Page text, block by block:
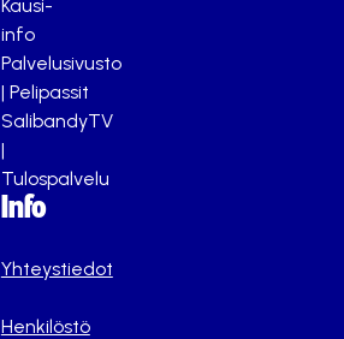
Kausi-
info
Palvelusivusto
| Pelipassit
SalibandyTV
|
Tulospalvelu
Info
Yhteystiedot
Henkilöstö